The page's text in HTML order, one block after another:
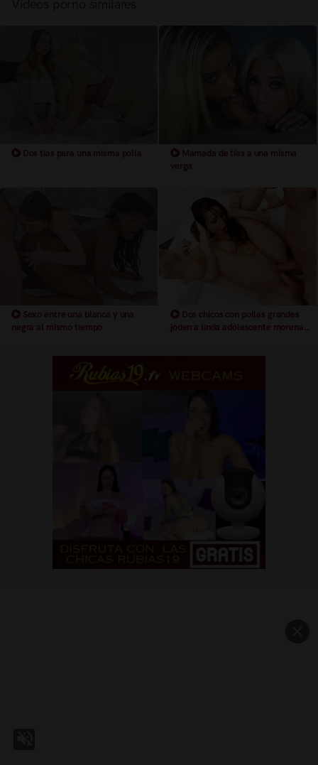
Dos tias para una misma polla
Mamada de tías a una misma
verga
Sexo entre una blanca y una
negra al mismo tiempo
Dos chicos con pollas grandes
joden a linda adolescente morena